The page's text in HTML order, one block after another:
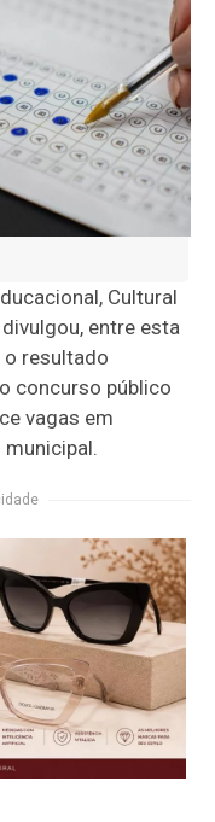
Cultural
entre esta
resultado
concurso público
vagas em